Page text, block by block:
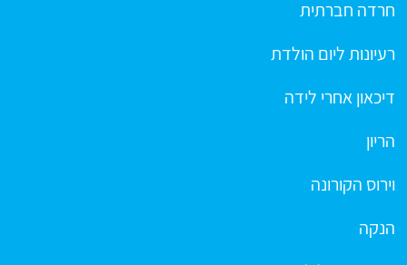
חרדה חברתית
רעיונות ליום הולדת
דיכאון אחרי לידה
הריון
וירוס הקורונה
הנקה